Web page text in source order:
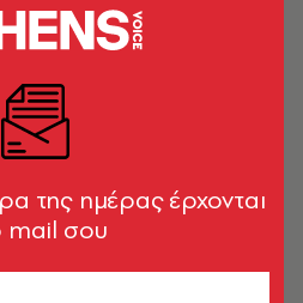
ΤΟΥ TAG
με νίκη επί της Αρίνα
η Ναόμι Οσάκα
της ημέρας έρχονται
mail σου